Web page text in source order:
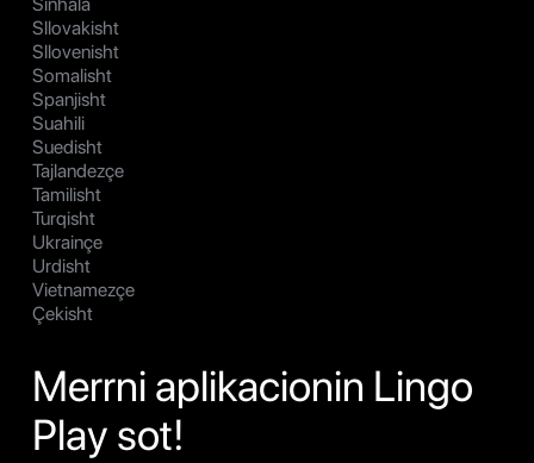
Sllovakisht
Sllovenisht
Somalisht
Spanjisht
Suahili
Suedisht
Tajlandezçe
Tamilisht
Turqisht
Ukrainçe
Urdisht
Vietnamezçe
Çekisht
Merrni aplikacionin Lingo
Play sot!